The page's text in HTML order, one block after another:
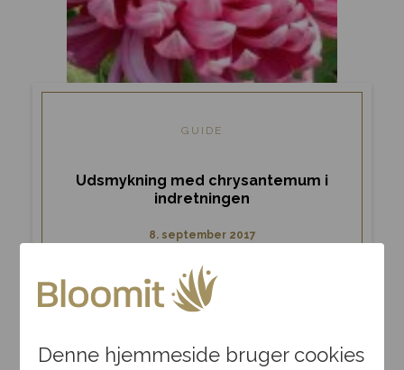
Denne hjemmeside bruger cookies
GUIDE
Udsmykning med chrysantemum i
indretningen
8. september 2017